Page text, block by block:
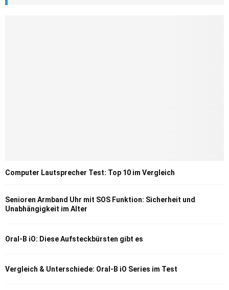
Computer Lautsprecher Test: Top 10 im Vergleich
Senioren Armband Uhr mit SOS Funktion: Sicherheit und
Unabhängigkeit im Alter
Oral-B iO: Diese Aufsteckbürsten gibt es
Vergleich & Unterschiede: Oral-B iO Series im Test